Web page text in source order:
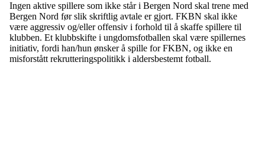
Ingen aktive spillere som ikke står i Bergen Nord skal trene med
Bergen Nord før slik skriftlig avtale er gjort. FKBN skal ikke
være aggressiv og/eller offensiv i forhold til å skaffe spillere til
klubben. Et klubbskifte i ungdomsfotballen skal være spillernes
initiativ, fordi han/hun ønsker å spille for FKBN, og ikke en
misforstått rekrutteringspolitikk i aldersbestemt fotball.